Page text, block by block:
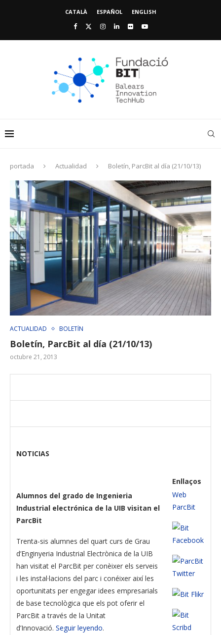
CATALÀ ESPAÑOL ENGLISH
portada Actualidad Boletín, ParcBit al día (21/10/13)
ACTUALIDAD BOLETÍN
Boletín, ParcBit al día (21/10/13)
octubre 21, 2013
NOTICIAS
Alumnos del grado de Ingenieria
Industrial electrónica de la UIB visitan el
ParcBit
Trenta-sis alumnes del quart curs de Grau
d’Enginyeria Industrial Electrònica de la UIB
han visitat el ParcBit per conèixer els serveis
i les instal·lacions del parc i conéixer així les
oportunitats per engegar idees empresarials
de base tecnològica que els pot oferir el
ParcBit a través de la Unitat
d’Innovació. Seguir leyendo.
Enllaços
Web
ParcBit